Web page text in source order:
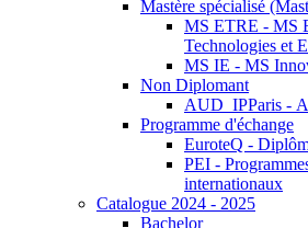
Mastère spécialisé
MS ETRE - MS
Technologies et
MS IE - MS
Non Diplomant
AUD_IPParis -
Programme d'échange
EuroteQ -
PEI -
internationaux
Catalogue 2024 - 2025
Bachelor